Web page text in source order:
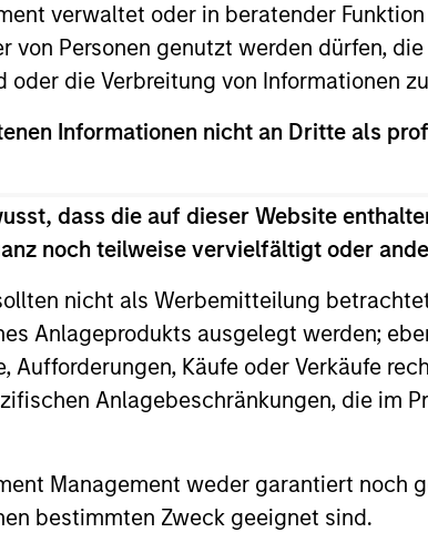
verwaltet oder in beratender
von Personen genutzt werden dürfen,
die Verbreitung von Informationen
Informationen nicht an Dritte als
dass die auf dieser Website
noch teilweise vervielfältigt oder
nicht als Werbemitteilung
Anlageprodukts ausgelegt werden;
Aufforderungen, Käufe oder Verkäufe
Anlagebeschränkungen, die im
Management weder garantiert noch
bestimmten Zweck geeignet sind.
von Skaleneffekten profitieren. Wir suchen
Wettbewerbsvorteil,
Bilanz und einem attraktiven Risiko-/
unterliegen Schwankungen. Zudem kann